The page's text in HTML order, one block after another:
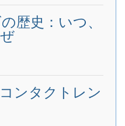
歴史：いつ、
ンタクトレン